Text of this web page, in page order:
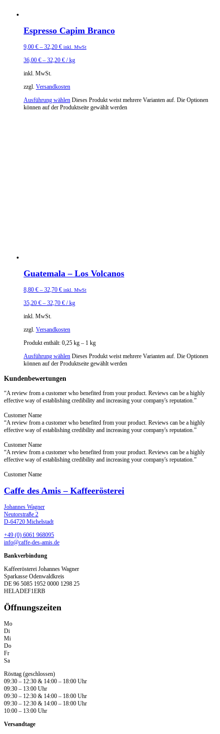
Espresso Capim Branco
9,00 € – 32,20 € inkl. MwSt
36,00 € – 32,20 € /kg
inkl. MwSt.
zzgl. Versandkosten
Ausführung wählen Dieses Produkt weist mehrere Varianten auf. Die Optionen
können auf der Produktseite gewählt werden
Guatemala – Los Volcanos
8,80 € – 32,70 € inkl. MwSt
35,20 € – 32,70 € /kg
inkl. MwSt.
zzgl. Versandkosten
Produkt enthält: 0,25 kg – 1 kg
Ausführung wählen Dieses Produkt weist mehrere Varianten auf. Die Optionen
können auf der Produktseite gewählt werden
Kundenbewertungen
“A review from a customer who benefited from your product. Reviews can be a highly
effective way of establishing credibility and increasing your company's reputation.”
Customer Name
“A review from a customer who benefited from your product. Reviews can be a highly
effective way of establishing credibility and increasing your company's reputation.”
Customer Name
“A review from a customer who benefited from your product. Reviews can be a highly
effective way of establishing credibility and increasing your company's reputation.”
Customer Name
Caffe des Amis – Kaffeerösterei
Johannes Wagner
Neutorstraße 2
D-64720 Michelstadt
+49 (0) 6061 968095
info@caffe-des-amis.de
Bankverbindung
Kaffeerösterei Johannes Wagner
Sparkasse Odenwaldkreis
DE 96 5085 1952 0000 1298 25
HELADEF1ERB
Öffnungszeiten
Mo
Di
Mi
Do
Fr
Sa
Rösttag (geschlossen)
09:30 – 12:30 & 14:00 – 18:00 Uhr
09:30 – 13:00 Uhr
09:30 – 12:30 & 14:00 – 18:00 Uhr
09:30 – 12:30 & 14:00 – 18:00 Uhr
10:00 – 13:00 Uhr
Versandtage